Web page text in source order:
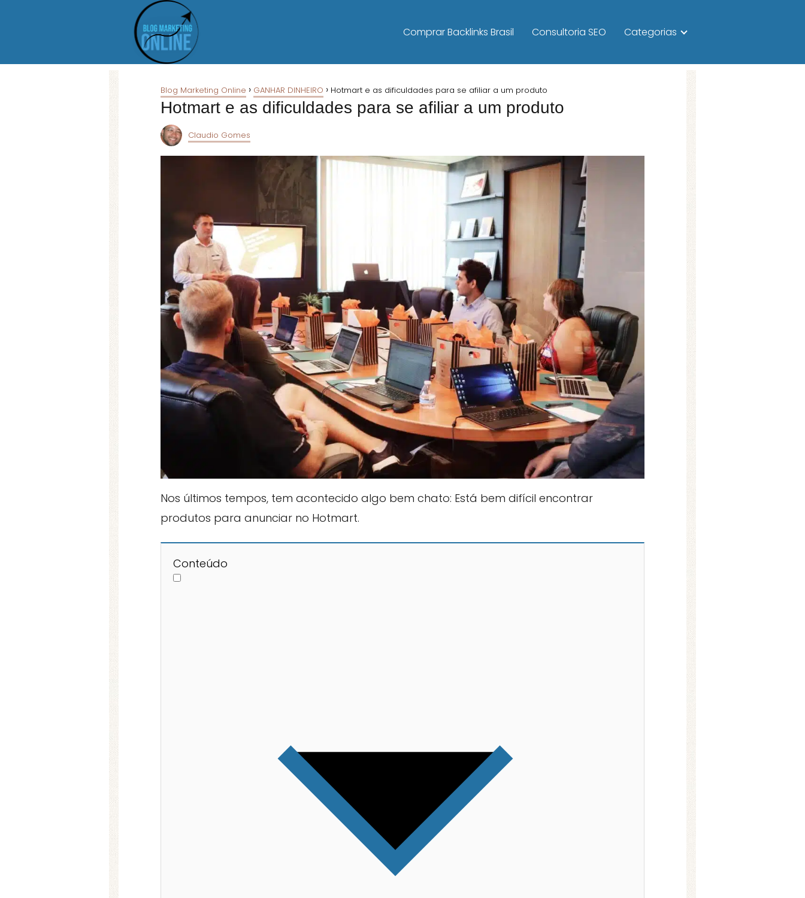
Comprar Backlinks Brasil Consultoria SEO Categorias
Blog Marketing Online GANHAR DINHEIRO Hotmart e as dificuldades para se afiliar a um produto
Hotmart e as dificuldades para se afiliar a um produto
Claudio Gomes
Nos últimos tempos, tem acontecido algo bem chato: Está bem difícil encontrar
produtos para anunciar no Hotmart.
Conteúdo